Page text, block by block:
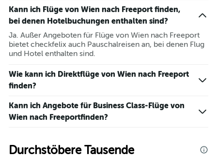
Kann ich Flüge von Wien nach Freeport finden,
bei denen Hotelbuchungen enthalten sind?
Ja. Außer Angeboten für Flüge von Wien nach Freeport
bietet checkfelix auch Pauschalreisen an, bei denen Flug
und Hotel enthalten sind.
Wie kann ich Direktflüge von Wien nach Freeport
finden?
Kann ich Angebote für Business Class-Flüge von
Wien nach Freeportfinden?
Durchstöbere Tausende